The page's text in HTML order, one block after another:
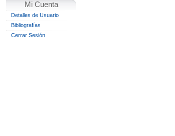
Mi Cuenta
Detalles de Usuario
Bibliografías
Cerrar Sesión